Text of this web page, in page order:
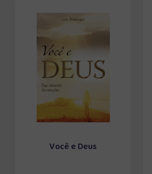
Você e Deus